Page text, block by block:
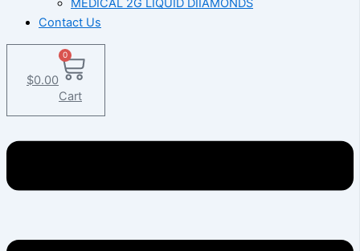
MEDICAL 2G LIQUID DIIAMONDS
Contact Us
$0.00
0
Cart